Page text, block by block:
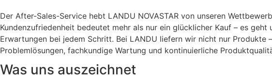
Der After-Sales-Service hebt LANDU NOVASTAR von unseren
Kundenzufriedenheit bedeutet mehr als nur ein glücklicher Kauf – es
Erwartungen bei jedem Schritt. Bei LANDU liefern wir nicht nur
Problemlösungen, fachkundige Wartung und kontinuierliche
Was uns auszeichnet